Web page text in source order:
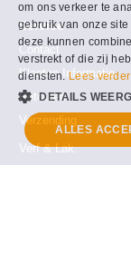
Service
Contact
Klanten Informatie
Retouren
Verzending
Verf & Lak.
om ons verkeer te
gebruik van onze
deze kunnen
verstrekt of die zij
diensten. Lees verder
DETAILS
ALLES